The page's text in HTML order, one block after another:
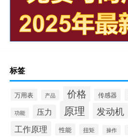
标签
万用表 产品 价格 传感器
功能 压力 原理 发动机
工作原理 性能 扭矩 操作